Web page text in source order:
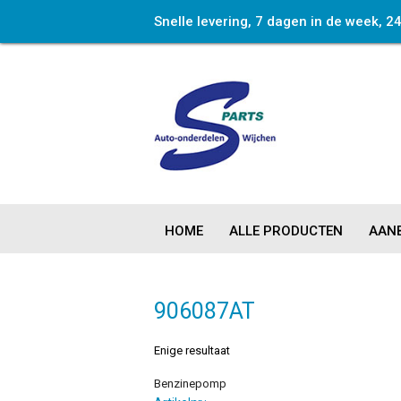
Snelle levering, 7 dagen in de week,
HOME ALLE PRODUCTEN
906087AT
Enige resultaat
Benzinepomp